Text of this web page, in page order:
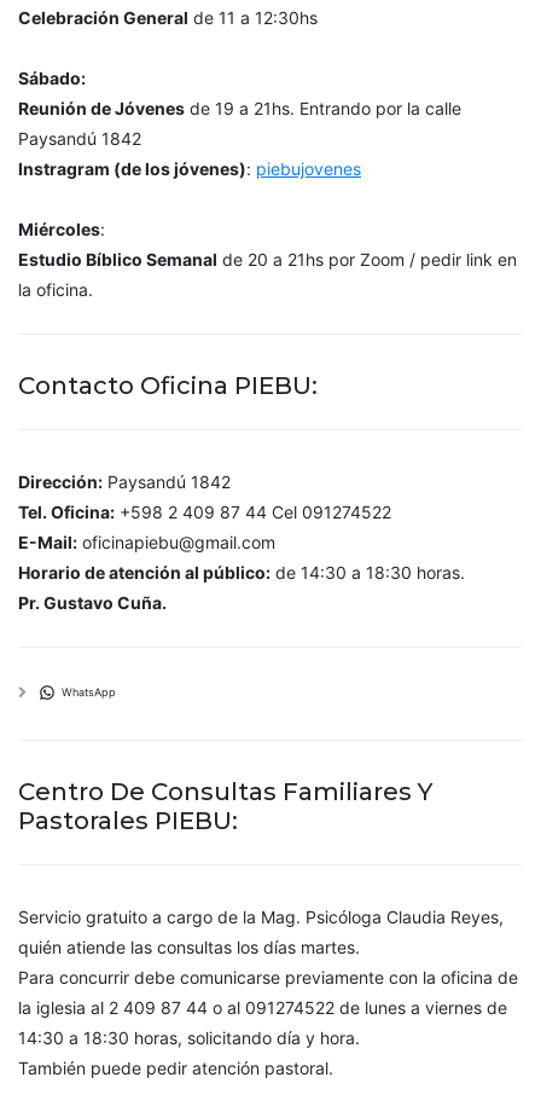
Celebración General de 11 a 12:30hs
Sábado:
Reunión de Jóvenes de 19 a 21hs. Entrando por la calle
Paysandú 1842
Instragram (de los jóvenes): piebujovenes
Miércoles:
Estudio Bíblico Semanal de 20 a 21hs por Zoom / pedir link en
la oficina.
Contacto Oficina PIEBU:
Dirección: Paysandú 1842
Tel. Oficina: +598 2 409 87 44 Cel 091274522
E-Mail: oficinapiebu@gmail.com
Horario de atención al público: de 14:30 a 18:30 horas.
Pr. Gustavo Cuña.
WhatsApp
Centro De Consultas Familiares Y
Pastorales PIEBU:
Servicio gratuito a cargo de la Mag. Psicóloga Claudia Reyes,
quién atiende las consultas los días martes.
Para concurrir debe comunicarse previamente con la oficina de
la iglesia al 2 409 87 44 o al 091274522 de lunes a viernes de
14:30 a 18:30 horas, solicitando día y hora.
También puede pedir atención pastoral.